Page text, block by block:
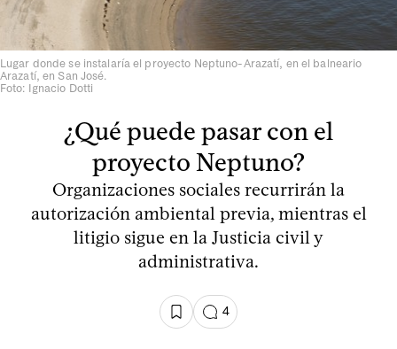
Lugar donde se instalaría el proyecto Neptuno-Arazatí, en el balneario
Arazatí, en San José.
Foto: Ignacio Dotti
¿Qué puede pasar con el
proyecto Neptuno?
Organizaciones sociales recurrirán la
autorización ambiental previa, mientras el
litigio sigue en la Justicia civil y
administrativa.
4